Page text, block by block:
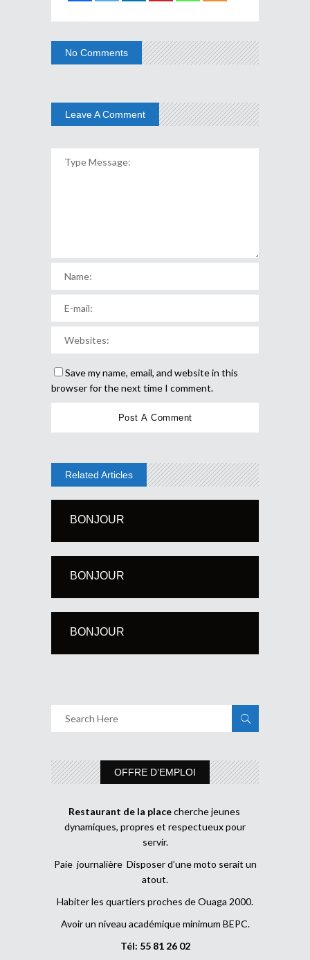
No Comments
Leave A Comment
Save my name, email, and website in this
browser for the next time I comment.
Related Articles
BONJOUR
BONJOUR
BONJOUR
OFFRE D’EMPLOI
Restaurant de la placecherche jeunes
dynamiques, propres et respectueux pour
servir.
Paie journalière Disposer d’une moto serait un
atout.
Habiter les quartiers proches de Ouaga 2000.
Avoir un niveau académique minimum BEPC.
Tél: 55 81 26 02